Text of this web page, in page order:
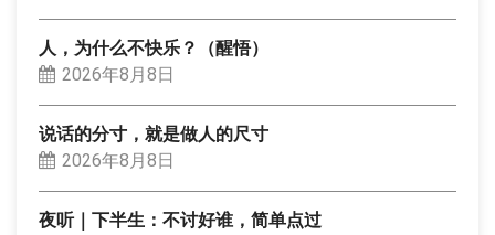
人，为什么不快乐？（醒悟）
2026年8月8日
说话的分寸，就是做人的尺寸
2026年8月8日
夜听｜下半生：不讨好谁，简单点过